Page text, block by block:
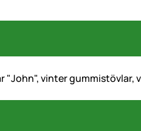
"John", vinter gummistövlar,